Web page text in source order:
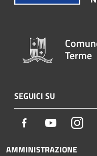
Terme
SEGUICI SU
Facebook Youtube
AMMINISTRAZIONE